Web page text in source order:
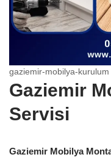
gaziemir-mobilya-kurulum
Gaziemir
Servisi
Gaziemir Mobilya